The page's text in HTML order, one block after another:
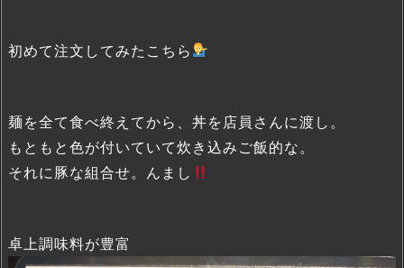
初めて注文してみたこちら
麺を全て食べ終えてから、丼を店員さんに渡し。
もともと色が付いていて炊き込みご飯的な。
それに豚な組合せ。んまし
卓上調味料が豊富